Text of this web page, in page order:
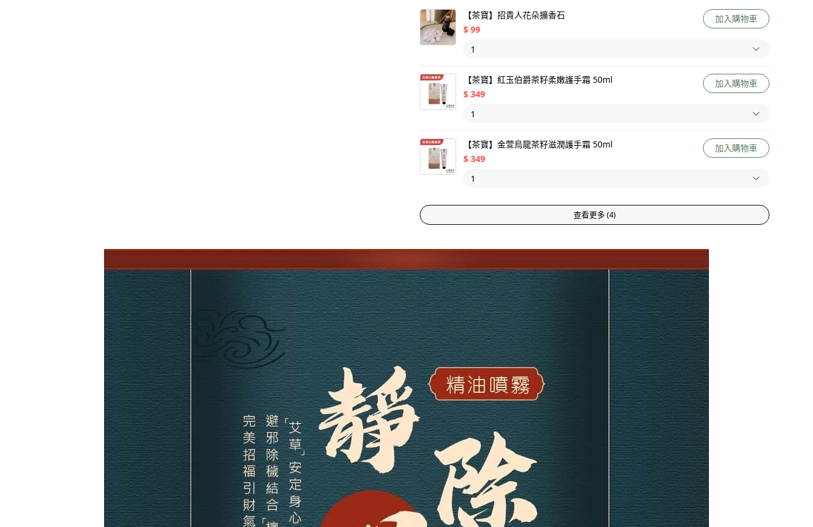
【茶寶】招貴人花朵擴香石
$ 99
加入購物車
【茶寶】紅玉伯爵茶籽柔嫩護手霜 50ml
$ 349
加入購物車
【茶寶】金萱烏龍茶籽滋潤護手霜 50ml
$ 349
加入購物車
查看更多 (4)